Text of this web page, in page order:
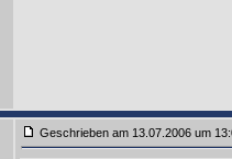
Geschrieben am 13.07.2006 um